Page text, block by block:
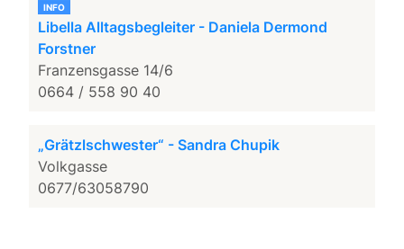
INFO
Libella Alltagsbegleiter - Daniela Dermond
Forstner
Franzensgasse 14/6
0664 / 558 90 40
„Grätzlschwester“ - Sandra Chupik
Volkgasse
0677/63058790